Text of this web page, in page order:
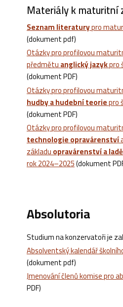
Materiály k maturitní
Seznam literaturypro
(dokument pdf)
Otázky pro profilovou
předmětuanglický jazykpro
(dokument PDF)
Otázky pro profilovou
hudby a hudební teoriepro
(dokument PDF)
Otázky pro profilovou
technologie opravárenství
základuopravárenství a
rok 2024–2025(dokument
Absolutoria
Studium na konzervatoři je
Absolventský kalendář
(dokument pdf)
Jmenování členů komise pro
PDF)